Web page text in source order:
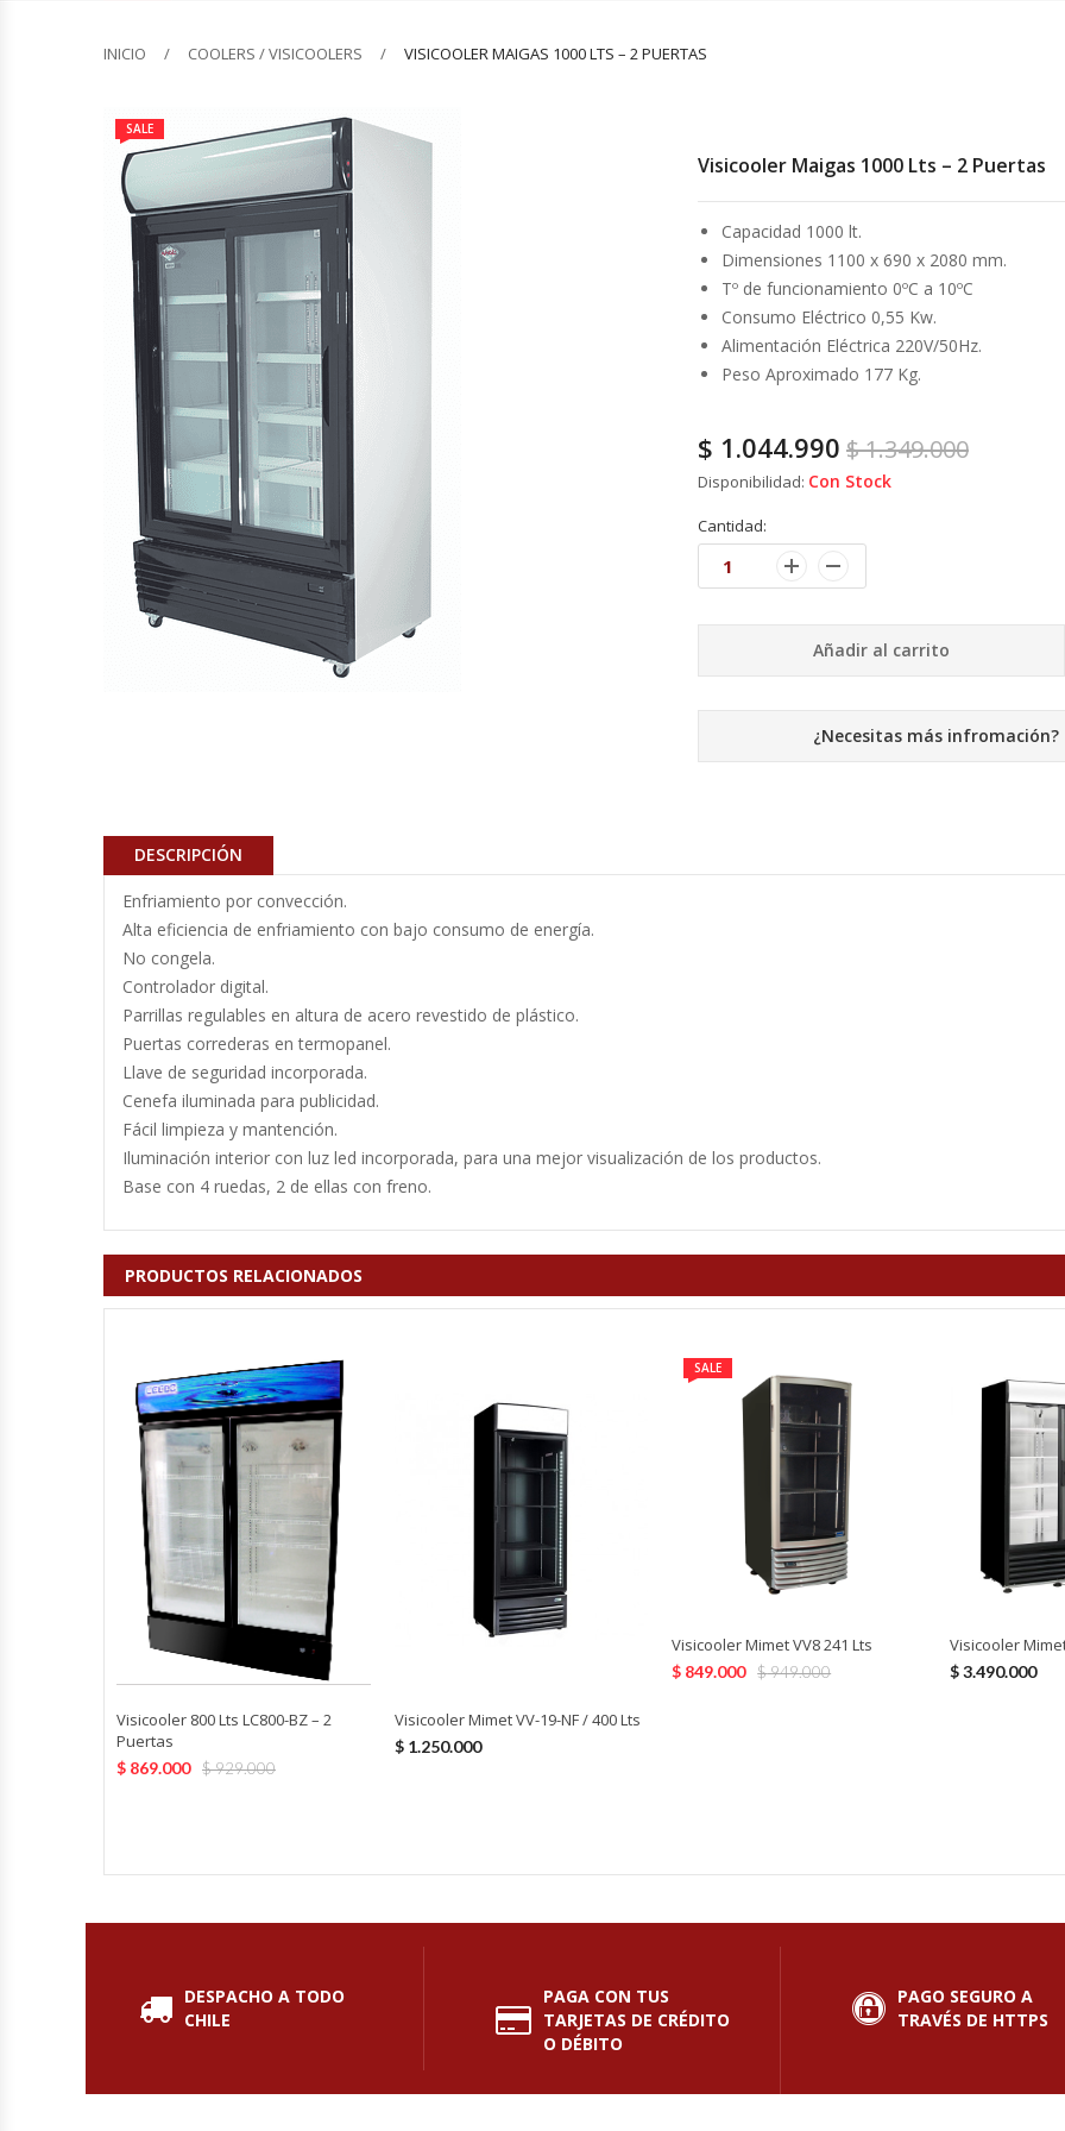
Bolsas De Sellado Al Vacío
Calentadores De Platos
Cámaras Fermentadoras
Campanas Industriales
Carros Bandejeros
Cocedoras De Pastas
Cocinas Industriales
Coolers / Visicoolers
Cortadoras De Fiambre
Cortadoras De Huesos
Dispensadores De Salsas
Estanterías Y Repisas
Exhibidoras De Productos Calientes
Expendedoras De Jugo
Exprimidor De Naranjas
Exprimidoras De Cítricos
Extractoras De Jugos
Fabricadoras De Hielo
Formadora De Pizza
Freidoras Industriales
Hervidores / Percoladores
INICIO COOLERS / VISICOOLERS VISICOOLER MAIGAS 1000 LTS – 2 PUERTAS
SALE
Visicooler Maigas 1000 Lts – 2 Puertas
Capacidad 1000 lt.
Dimensiones 1100 x 690 x 2080 mm.
Tº de funcionamiento 0ºC a 10ºC
Consumo Eléctrico 0,55 Kw.
Alimentación Eléctrica 220V/50Hz.
Peso Aproximado 177 Kg.
$1.349.000
$ 1.044.990
Disponibilidad: Con Stock
Cantidad:
Añadir al carrito
¿Necesitas más infromación?
DESCRIPCIÓN
Enfriamiento por convección.
Alta eficiencia de enfriamiento con bajo consumo de energía.
No congela.
Controlador digital.
Parrillas regulables en altura de acero revestido de plástico.
Puertas correderas en termopanel.
Llave de seguridad incorporada.
Cenefa iluminada para publicidad.
Fácil limpieza y mantención.
Iluminación interior con luz led incorporada, para una mejor visualización de los productos.
Base con 4 ruedas, 2 de ellas con freno.
PRODUCTOS RELACIONADOS
Visicooler 800 Lts LC800-BZ – 2
Puertas
$929.000
$ 869.000
Visicooler Mimet VV-19-NF / 400 Lts
$1.250.000
SALE
Visicooler Mimet VV8 241 Lts
$949.000
$ 849.000
Visicooler
$3.490.000
DESPACHO A TODO
CHILE
PAGA CON TUS
TARJETAS DE CRÉDITO
O DÉBITO
PAGO SEGURO A
TRAVÉS DE HTTPS